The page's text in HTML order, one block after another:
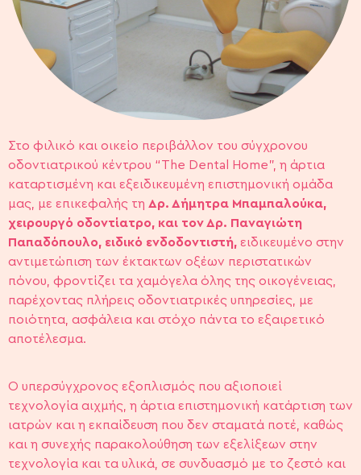
Στο φιλικό και οικείο περιβάλλον του σύγχρονου
οδοντιατρικού κέντρου “The Dental Home”, η άρτια
καταρτισμένη και εξειδικευμένη επιστημονική ομάδα
μας, με επικεφαλής τη Δρ. Δήμητρα Μπαμπαλούκα,
χειρουργό οδοντίατρο, και τον Δρ. Παναγιώτη
Παπαδόπουλο, ειδικό ενδοδοντιστή, ειδικευμένο στην
αντιμετώπιση των έκτακτων οξέων περιστατικών
πόνου, φροντίζει τα χαμόγελα όλης της οικογένειας,
παρέχοντας πλήρεις οδοντιατρικές υπηρεσίες, με
ποιότητα, ασφάλεια και στόχο πάντα το εξαιρετικό
αποτέλεσμα.
Ο υπερσύγχρονος εξοπλισμός που αξιοποιεί
τεχνολογία αιχμής, η άρτια επιστημονική κατάρτιση των
ιατρών και η εκπαίδευση που δεν σταματά ποτέ, καθώς
και η συνεχής παρακολούθηση των εξελίξεων στην
τεχνολογία και τα υλικά, σε συνδυασμό με το ζεστό και